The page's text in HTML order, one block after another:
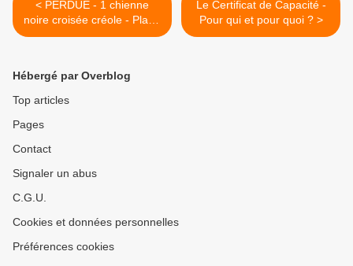
< PERDUE - 1 chienne
noire croisée créole - Plage
Ste CLAIRE - GOYAVE
Le Certificat de Capacité -
Pour qui et pour quoi ? >
Hébergé par Overblog
Top articles
Pages
Contact
Signaler un abus
C.G.U.
Cookies et données personnelles
Préférences cookies